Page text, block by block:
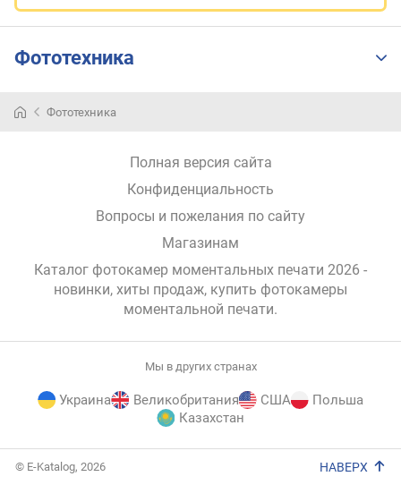
Фототехника
Фототехника
Полная версия сайта
Конфиденциальность
Вопросы и пожелания по сайту
Магазинам
Каталог фотокамер моментальных печати 2026 -
новинки, хиты продаж, купить фотокамеры
моментальной печати.
Мы в других странах
Украина Великобритания США
Польша
Казахстан
© E-Katalog, 2026 НАВЕРХ